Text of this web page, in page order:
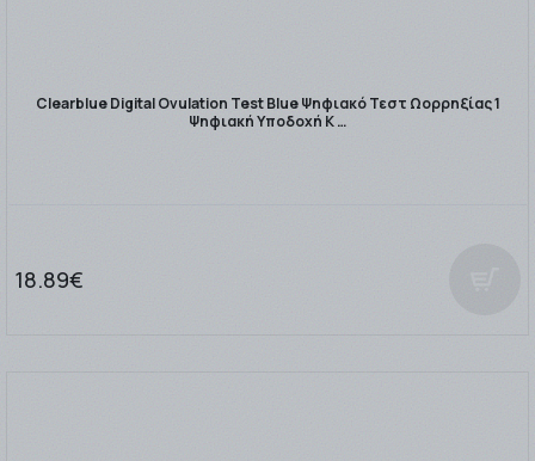
Clearblue Digital Ovulation Test Blue Ψηφιακό Τεστ Ωορρηξίας 1
Ψηφιακή Υποδοχή Κ …
18.89€